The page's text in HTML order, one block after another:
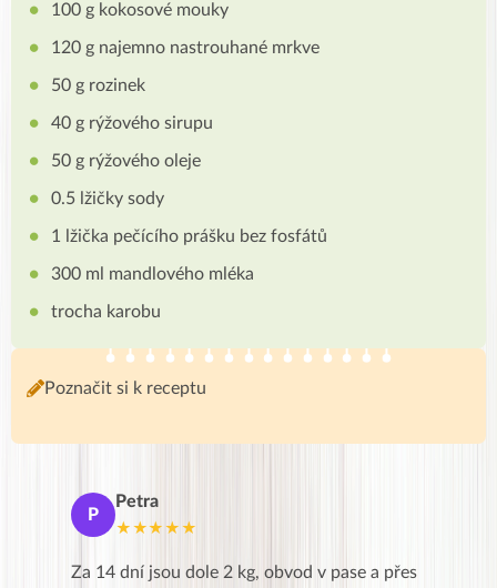
100 g kokosové mouky
120 g najemno nastrouhané mrkve
50 g rozinek
40 g rýžového sirupu
50 g rýžového oleje
0.5 lžičky sody
1 lžička pečícího prášku bez fosfátů
300 ml mandlového mléka
trocha karobu
Poznačit si k receptu
P
Petra
★★★★★
Za 14 dní jsou dole 2 kg, obvod v pase a přes